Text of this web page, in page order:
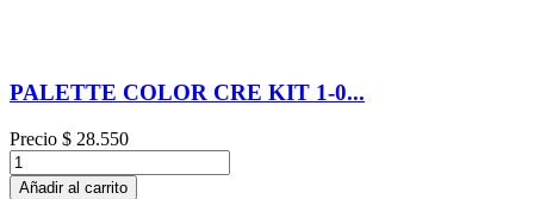
PALETTE COLOR CRE KIT 1-0...
Precio $ 28.550
Añadir al carrito